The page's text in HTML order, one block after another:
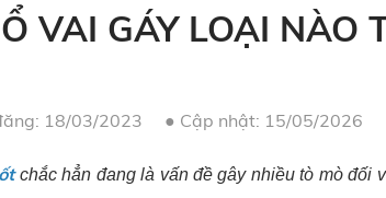
VAI GÁY LOẠI NÀO
18/03/2023 ● Cập nhật: 15/05/2026
chắc hẳn đang là vấn đề gây nhiều tò mò đối